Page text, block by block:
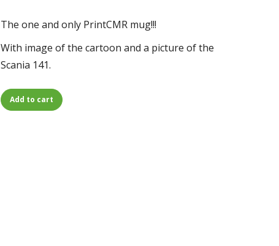
The one and only PrintCMR mug!!!
With image of the cartoon and a picture of the
Scania 141.
Add to cart